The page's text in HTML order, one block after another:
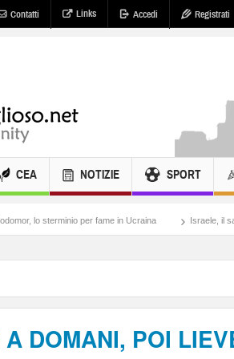
Contatti Links Accedi Registrati
CEA NOTIZIE SPORT
per fame in Ucraina Israele, il sangue degli altri
DOMANI, POI